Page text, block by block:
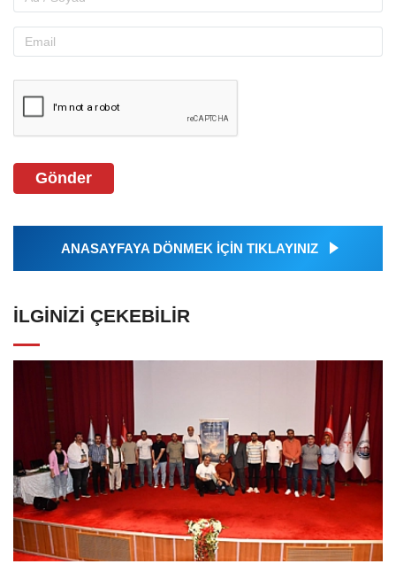
Gönder
ANASAYFAYA DÖNMEK İÇİN TIKLAYINIZ
İLGINIZI ÇEKEBILIR